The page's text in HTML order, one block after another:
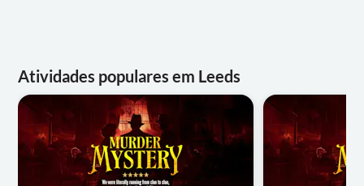
Atividades populares em Leeds